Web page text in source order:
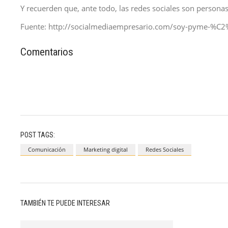
Y recuerden que, ante todo, las redes sociales son
Fuente: http://socialmediaempresario.com/soy-pyme-
Comentarios
POST TAGS:
Comunicación Marketing digital Redes Sociales
TAMBIÉN TE PUEDE INTERESAR